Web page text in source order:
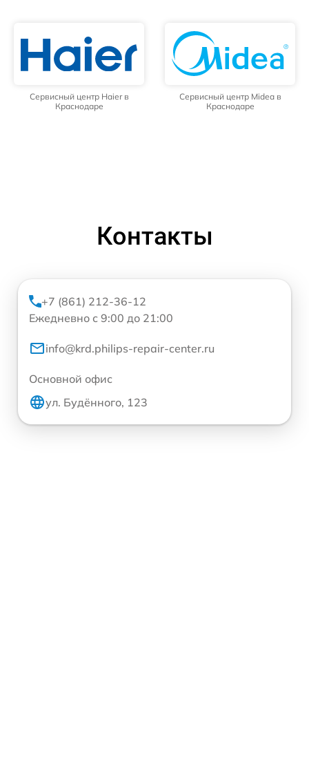
Сервисный центр Haier в
Краснодаре
Сервисный центр Midea в
Краснодаре
Контакты
+7 (861) 212-36-12
Ежедневно с 9:00 до 21:00
info@krd.philips-repair-center.ru
Основной офис
ул. Будённого, 123